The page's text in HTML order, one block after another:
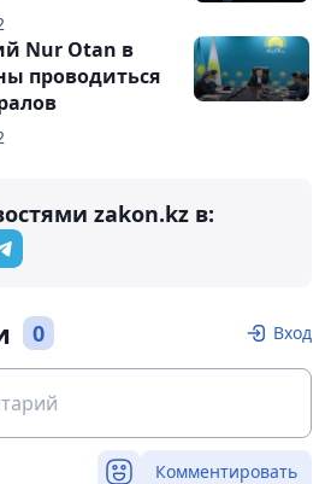
Nur Otan в
проводиться
zakon.kz в:
0 Вход
Комментировать